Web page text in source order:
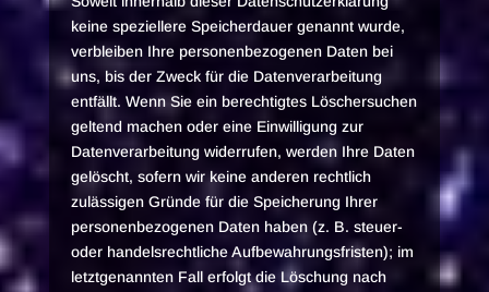
keine speziellere Speicherdauer genannt wurde,
verbleiben Ihre personenbezogenen Daten bei
uns, bis der Zweck für die Datenverarbeitung
entfällt. Wenn Sie ein berechtigtes Löschersuchen
geltend machen oder eine Einwilligung zur
Datenverarbeitung widerrufen, werden Ihre Daten
gelöscht, sofern wir keine anderen rechtlich
zulässigen Gründe für die Speicherung Ihrer
personenbezogenen Daten haben (z. B. steuer-
oder handelsrechtliche Aufbewahrungsfristen); im
letztgenannten Fall erfolgt die Löschung nach